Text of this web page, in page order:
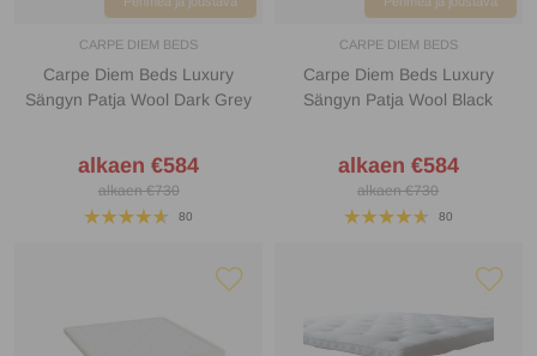
CARPE DIEM BEDS
Carpe Diem Beds Luxury
Sängyn Patja Wool Dark Grey
alkaen €584
alkaen €730
80
CARPE DIEM BEDS
Carpe Diem Beds Luxury
Sängyn Patja Wool Black
alkaen €584
alkaen €730
80